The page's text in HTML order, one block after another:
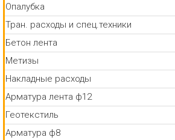
Опалубка
Тран. расходы и спец.техники
Бетон лента
Метизы
Накладные расходы
Арматура лента ф12
Геотекстиль
Арматура ф8